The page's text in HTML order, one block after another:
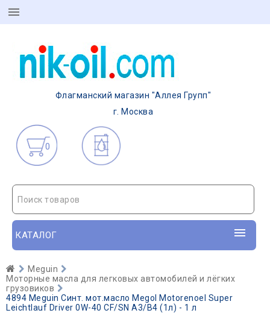
Флагманский магазин "Аллея Групп"
г. Москва
0
Поиск товаров
КАТАЛОГ
Meguin
Моторные масла для легковых автомобилей и лёгких
грузовиков
4894 Meguin Синт. мот.масло Megol Motorenoel Super
Leichtlauf Driver 0W-40 CF/SN A3/B4 (1л) - 1 л